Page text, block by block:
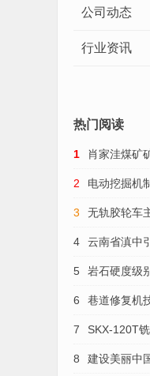
公司动态
行业资讯
热门阅读
1 肖家洼煤矿
2 电动挖掘机
势
3 无轨胶轮车
4 云南省滇中
5 岩石硬度级
6 巷道修复机
7 SKX-120T
8 建设美丽中